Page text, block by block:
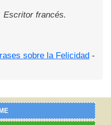
Escritor francés.
sobre la Felicidad -